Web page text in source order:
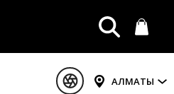
АЛМАТЫ